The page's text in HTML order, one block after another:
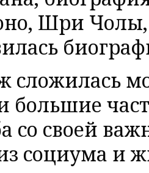
Шри Чолы,
сложилась
большие
со своей
социума и